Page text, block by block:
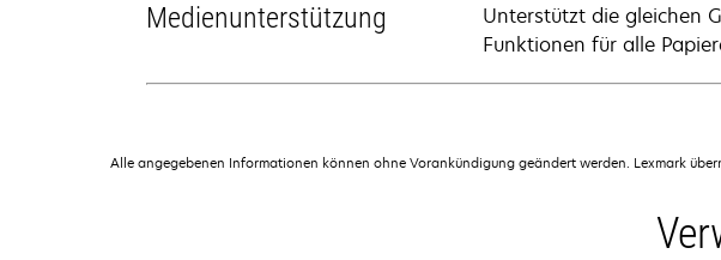
Medienunterstützung
Unterstützt die gleichen
Funktionen für alle
Alle angegebenen Informationen können ohne Vorankündigung geändert werden. Lexmark